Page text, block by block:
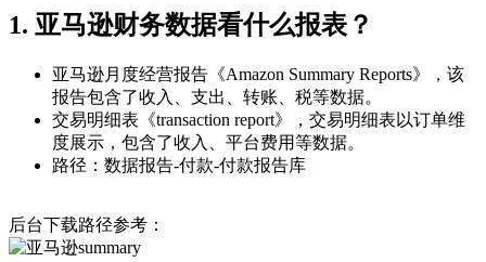
1. 亚马逊财务数据看什么报表？
亚马逊月度经营报告《Amazon Summary Reports》，该
报告包含了收入、支出、转账、税等数据。
交易明细表《transaction report》，交易明细表以订单维
度展示，包含了收入、平台费用等数据。
路径：数据报告-付款-付款报告库
后台下载路径参考：